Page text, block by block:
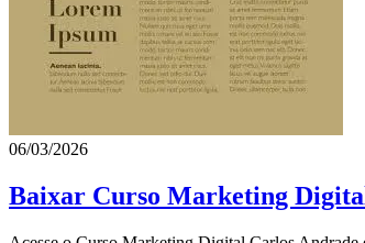
06/03/2026
Baixar Curso Marketing